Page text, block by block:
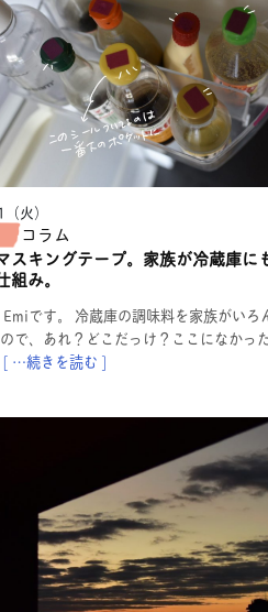
火）
コラム
スキングテープ。家族が冷蔵庫に
組み。
Emiです。 冷蔵庫の調味料を家族がいろ
で、あれ？どこだっけ？ここになかっ
[ …続きを読む ]